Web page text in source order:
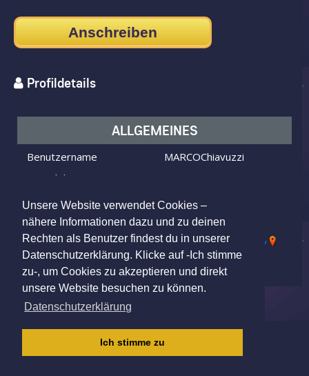
Unsere Website verwendet Cookies –
nähere Informationen dazu und zu deinen
Rechten als Benutzer findest du in unserer
Datenschutzerklärung. Klicke auf -Ich stimme
zu-, um Cookies zu akzeptieren und direkt
unsere Website besuchen zu können.
Datenschutzerklärung
Ich stimme zu
Anschreiben
Profildetails
ALLGEMEINES
Benutzername
MARCOChiavuzzi
Ich bin
Ich suche
eine Frau
Alter
38 Jahre alt
Wohnort
78647 Trossingen, Germany
|AGB|DATENSCHUTZ
KINDERSCHUTZRICHTLINIE